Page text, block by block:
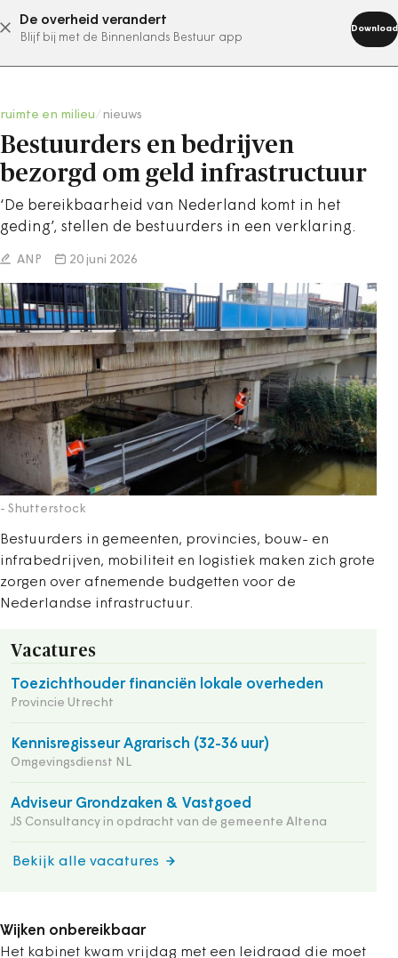
De overheid verandert
Blijf bij met de Binnenlands Bestuur app
Download
abonneer nu
ruimte en milieu nieuws
Bestuurders en bedrijven
bezorgd om geld infrastructuur
‘De bereikbaarheid van Nederland komt in het
geding’, stellen de bestuurders in een verklaring.
ANP 20 juni 2026
- Shutterstock
Bestuurders in gemeenten, provincies, bouw- en
infrabedrijven, mobiliteit en logistiek maken zich grote
zorgen over afnemende budgetten voor de
Nederlandse infrastructuur.
Vacatures
Toezichthouder financiën lokale overheden
Provincie Utrecht
Kennisregisseur Agrarisch (32-36 uur)
Omgevingsdienst NL
Adviseur Grondzaken & Vastgoed
JS Consultancy in opdracht van de gemeente Altena
Bekijk alle vacatures
Wijken onbereikbaar
Het kabinet kwam vrijdag met een leidraad die moet